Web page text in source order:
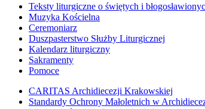
Teksty liturgiczne o świętych i
Muzyka Kościelna
Ceremoniarz
Duszpasterstwo Służby Liturgicznej
Kalendarz liturgiczny
Sakramenty
Pomoce
CARITAS Archidiecezji Krakowskiej
Standardy Ochrony Małoletnich w